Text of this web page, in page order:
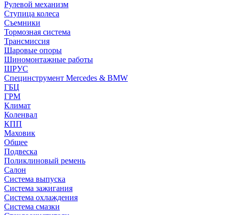
Рулевой механизм
Ступица колеса
Съемники
Тормозная система
Трансмиссия
Шаровые опоры
Шиномонтажные работы
ШРУС
Специнструмент Mercedes & BMW
ГБЦ
ГРМ
Климат
Коленвал
КПП
Маховик
Общее
Подвеска
Поликлиновый ремень
Салон
Система выпуска
Система зажигания
Система охлаждения
Система смазки